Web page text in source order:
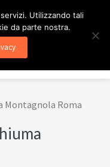
Montagnola Roma
Utilizzando tali
da parte nostra.